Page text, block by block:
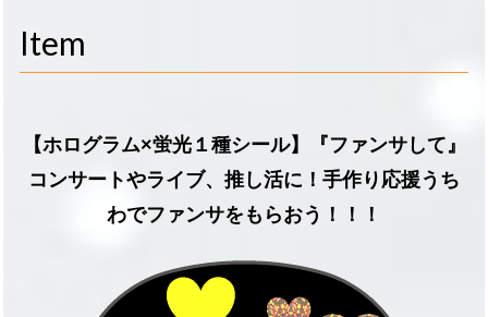
Item
【ホログラム×蛍光１種シール】『ファンサして』
コンサートやライブ、推し活に！手作り応援うち
わでファンサをもらおう！！！